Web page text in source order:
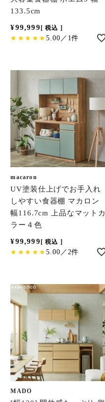
133.5cm
¥99,999 税込
5.00／1件
macaron
UV塗装仕上げでお手入れ
しやすい食器棚 マカロン
幅116.7cm 上品なマットカ
ラー４色
¥99,999 税込
5.00／2件
MADO